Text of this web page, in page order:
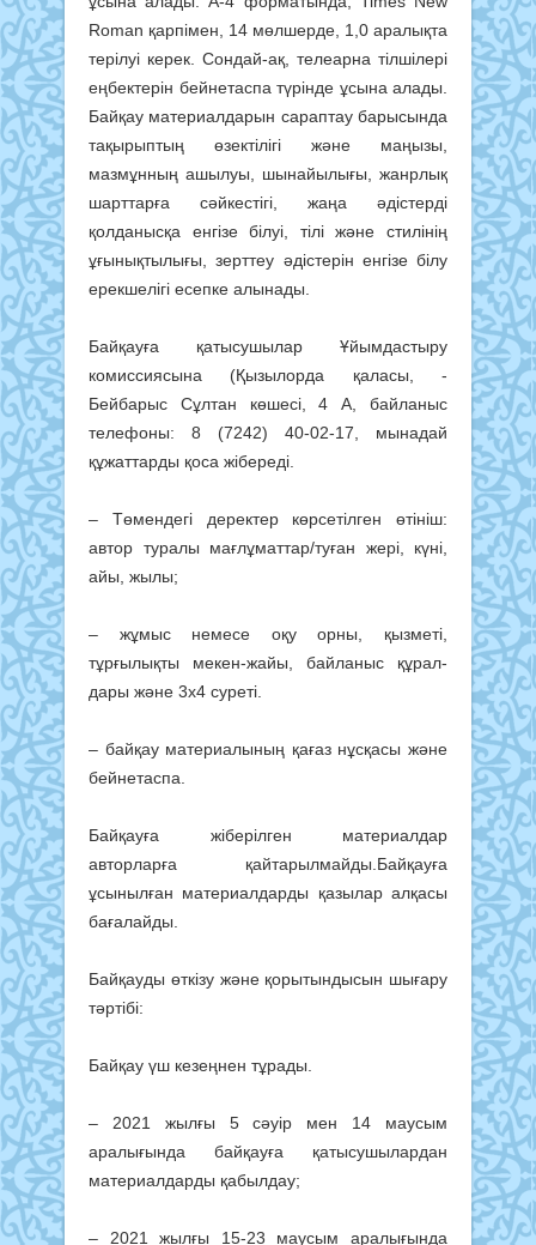
Rоman қарпімен, 14 мөлшерде, 1,0 аралықта
терілуі керек. Сондай-ақ, телеарна тілшілері
еңбектерін бейнетаспа түрінде ұсына алады.
Байқау материалдарын сараптау барысында
та­қы­­рыптың өзектілігі және маңызы,
мазмұнның ашылуы, шынайылығы, жанр­лық
шарт­тарға сәйкестігі, жаңа әдістерді
қолданысқа енгізе білуі, тілі және стилінің
ұғынық­ты­лығы, зерттеу әдістерін ен­гізе білу
ерекшелігі есепке алынады.
Байқауға қатысушылар Ұйым­дас­тыру
комиссиясына (Қы­­зыл­орда қаласы, ­
Бейбарыс Сұл­­тан көшесі, 4 А, байланыс
теле­­фоны: 8 (7242) 40-02-17, ­мы­надай
құжаттарды қоса жібереді.
– Төмендегі деректер көр­сетілген өтініш:
автор туралы мағлұматтар/туған жері, күні,
айы, жылы;
– жұмыс немесе оқу орны, қызметі,
тұрғылықты мекен-жайы, байланыс құрал­
дары және 3х4 суреті.
– байқау материалының қағаз нұсқасы және
бейнетас­па.
Байқауға жіберілген ма­териалдар
авторларға қай­та­рылмайды.Байқауға
ұсынылған материалдарды қазылар алқасы
бағалайды.
Байқауды өткізу және қоры­тындысын шығару
тәртібі:
Байқау үш кезеңнен тұ­рады.
– 2021 жылғы 5 сәуір мен 14 маусым
аралығында бай­қауға қатысушылардан
материалдарды қабылдау;
– 2021 жылғы 15-23 маусым ара­лы­ғында